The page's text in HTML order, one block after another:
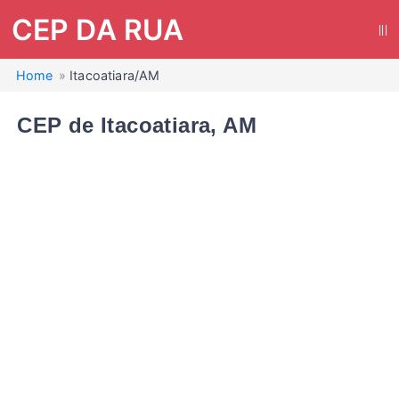
CEP DA RUA
Home Itacoatiara/AM
CEP de Itacoatiara, AM